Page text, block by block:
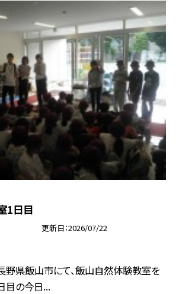
1日目
更新日 2026/07/22
野県飯山市にて、飯山自然体験教室を
目の今日...